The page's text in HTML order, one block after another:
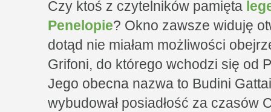
Czy ktoś z czytelników pamięta
Penelopie? Okno zawsze widuję
dotąd nie miałam możliwości
Grifoni, do którego wchodzi się od
Jego obecna nazwa to Budini
wybudował posiadłość za czasów